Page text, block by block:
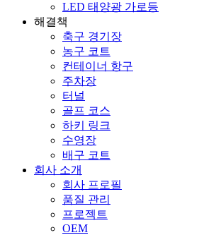
LED 태양광 가로등
해결책
축구 경기장
농구 코트
컨테이너 항구
주차장
터널
골프 코스
하키 링크
수영장
배구 코트
회사 소개
회사 프로필
품질 관리
프로젝트
OEM